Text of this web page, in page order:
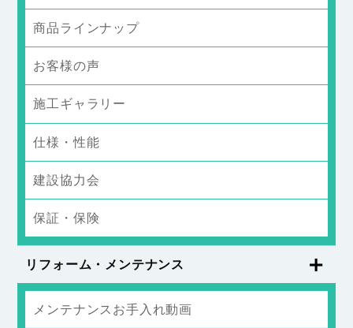
商品ラインナップ
お客様の声
施工ギャラリー
仕様・性能
建設協力会
保証・保険
リフォーム・メンテナンス
メンテナンスお手入れ動画